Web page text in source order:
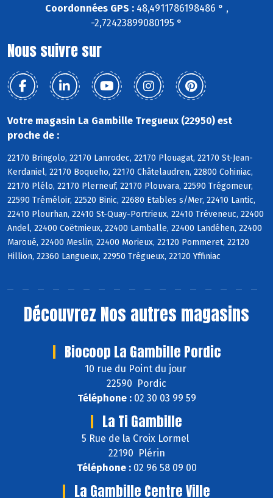
Coordonnées GPS :48,4911786198486 ° ,
-2,72423899080195 °
Nous suivre sur
Votre magasin La Gambille Tregueux (22950) est
proche de :
22170 Bringolo, 22170 Lanrodec, 22170 Plouagat, 22170 St-Jean-
Kerdaniel, 22170 Boqueho, 22170 Châtelaudren, 22800 Cohiniac,
22170 Plélo, 22170 Plerneuf, 22170 Plouvara, 22590 Trégomeur,
22590 Tréméloir, 22520 Binic, 22680 Etables s/Mer, 22410 Lantic,
22410 Plourhan, 22410 St-Quay-Portrieux, 22410 Tréveneuc, 22400
Andel, 22400 Coëtmieux, 22400 Lamballe, 22400 Landéhen, 22400
Maroué, 22400 Meslin, 22400 Morieux, 22120 Pommeret, 22120
Hillion, 22360 Langueux, 22950 Trégueux, 22120 Yffiniac
Découvrez Nos autres magasins
Biocoop La Gambille Pordic
10 rue du Point du jour
22590 Pordic
Téléphone :02 30 03 99 59
La Ti Gambille
5 Rue de la Croix Lormel
22190 Plérin
Téléphone :02 96 58 09 00
La Gambille Centre Ville